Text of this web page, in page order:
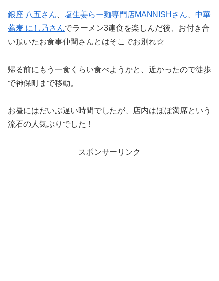
銀座 八五さん 塩生姜らー麺専門店MANNISHさん
中華
蕎麦 にし乃さんでラーメン3連食を楽しんだ後、お付き合
い頂いたお食事仲間さんとはそこでお別れ☆
帰る前にもう一食くらい食べようかと、近かったので徒歩
で神保町まで移動。
お昼にはだいぶ遅い時間でしたが、店内はほぼ満席という
流石の人気ぶりでした！
スポンサーリンク